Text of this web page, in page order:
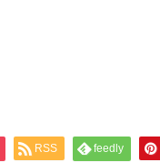
RSS feedly